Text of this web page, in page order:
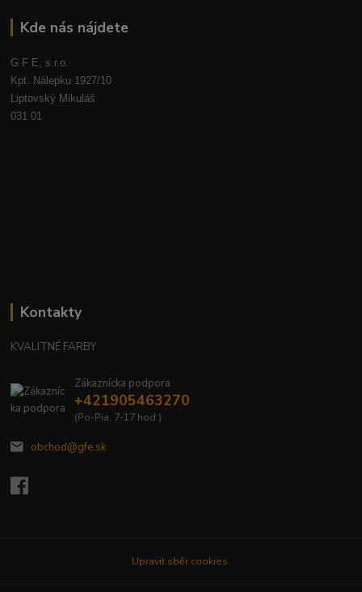
Kde nás nájdete
G F E, s.r.o.
Kpt. Nálepku 1927/10
Liptovský Mikuláš
031 01
Kontakty
KVALITNÉ FARBY
Zákaznícka podpora
+421905463270
(Po-Pia, 7-17 hod.)
obchod@gfe.sk
Upravit sběr cookies.